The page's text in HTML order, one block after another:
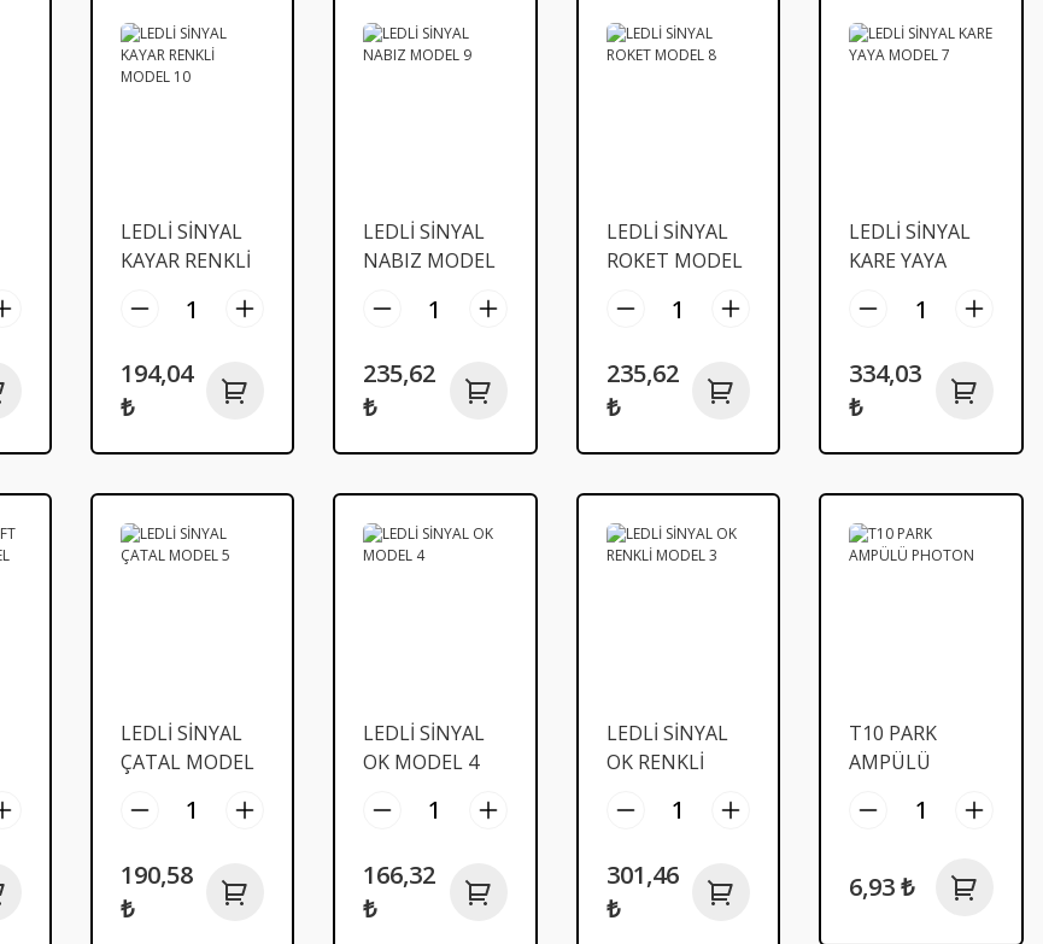
LEDLİ SİNYAL
KAYAR RENKLİ
194,04
₺
LEDLİ SİNYAL
NABIZ MODEL
235,62
₺
LEDLİ SİNYAL
ROKET MODEL
235,62
₺
LEDLİ SİNYAL
KARE YAYA
334,03
₺
LEDLİ SİNYAL
ÇATAL MODEL
190,58
₺
LEDLİ SİNYAL
OK MODEL 4
166,32
₺
LEDLİ SİNYAL
OK RENKLİ
301,46
₺
T10 PARK
AMPÜLÜ
6,93 ₺